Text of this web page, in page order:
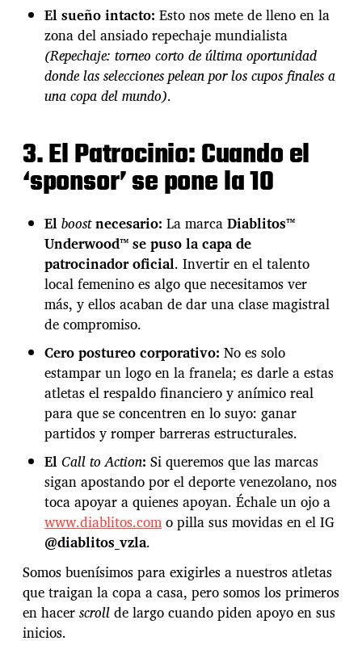
n
o
s
m
e
t
n
c
o
m
p
e
t
e
n
c
i
a
r
a
i
r
a
l
m
u
n
d
i
a
l
El sueño intacto: Esto nos mete de lleno en la
zona del ansiado repechaje mundialista
(Repechaje: torneo corto de última oportunidad
donde las selecciones pelean por los cupos finales a
una copa del mundo).
3. El Patrocinio: Cuando el
‘sponsor’ se pone la 10
Elboostnecesario: La marcaDiablitos™
Underwood™ se puso la capa de
patrocinador oficial. Invertir en el talento
local femenino es algo que necesitamos ver
más, y ellos acaban de dar una clase magistral
de compromiso.
Cero postureo corporativo: No es solo
estampar un logo en la franela; es darle a estas
atletas el respaldo financiero y anímico real
para que se concentren en lo suyo: ganar
partidos y romper barreras estructurales.
ElCall to Action: Si queremos que las marcas
sigan apostando por el deporte venezolano, nos
toca apoyar a quienes apoyan. Échale un ojo a
www.diablitos.como pilla sus movidas en el IG
@diablitos_vzla.
Somos buenísimos para exigirles a nuestros atletas
que traigan la copa a casa, pero somos los primeros
en hacerscrollde largo cuando piden apoyo en sus
inicios.